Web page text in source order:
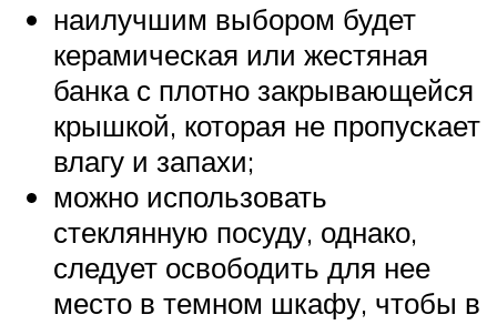
наилучшим выбором будет
керамическая или жестяная
банка с плотно закрывающейся
крышкой, которая не пропускает
влагу и запахи;
можно использовать
стеклянную посуду, однако,
следует освободить для нее
место в темном шкафу, чтобы в